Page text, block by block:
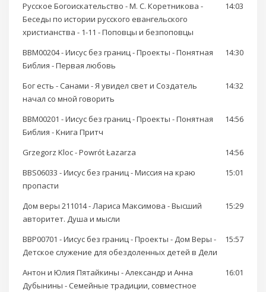
Русское Богоискательство - М. С. Коретникова -
Беседы по истории русского евангельского
христианства - 1-11 - Поповцы и безпоповцы
14:03
BBM00204 - Иисус без границ - Проекты - Понятная
Библия - Первая любовь
14:30
Бог есть - Санами - Я увидел свет и Создатель
начал со мной говорить
14:32
BBM00201 - Иисус без границ - Проекты - Понятная
Библия - Книга Притч
14:56
Grzegorz Kloc - Powrót Łazarza
14:56
BBS06033 - Иисус без границ - Миссия на краю
пропасти
15:01
Дом веры 211014 - Лариса Максимова - Высший
авторитет. Душа и мысли
15:29
BBP00701 - Иисус без границ - Проекты - Дом Веры -
Детское служение для обездоленных детей в Дели
15:57
Антон и Юлия Пятайкины - Александр и Анна
Дубынины - Семейные традиции, совместное
16:01